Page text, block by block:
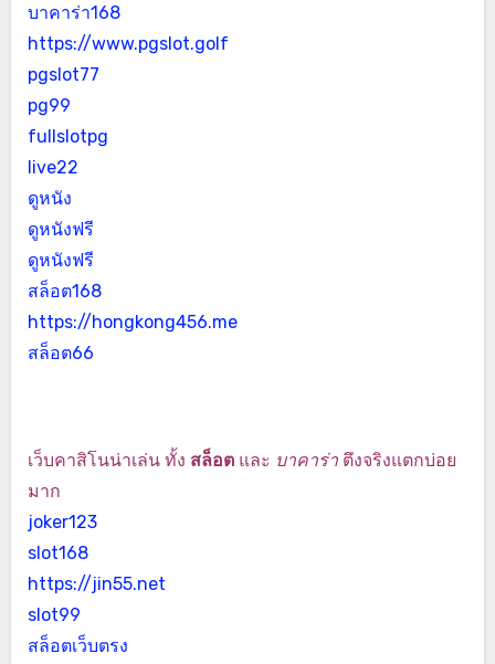
บาคาร่า168
https://www.pgslot.golf
pgslot77
pg99
fullslotpg
live22
ดูหนัง
ดูหนังฟรี
ดูหนังฟรี
สล็อต168
https://hongkong456.me
สล็อต66
เว็บคาสิโนน่าเล่น ทั้ง สล็อตและ บาคาร่าตึงจริงแตกบ่อย
มาก
joker123
slot168
https://jin55.net
slot99
สล็อตเว็บตรง